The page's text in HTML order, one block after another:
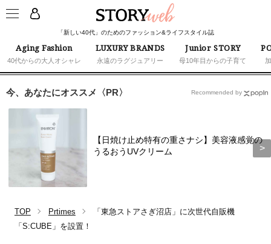
「新しい40代」のためのファッション&ライフスタイル誌
Aging Fashion
40代からの大人オシャレ
LUXURY BRANDS
永遠のラグジュアリー
Junior STORY
母10年目からの子育て
今、あなたにオススメ〈PR〉
【日焼け止め特有の重さナシ】美容液感覚の
うるおうUVクリーム
Recommended by
TOP Prtimes
「東急ストアさぎ沼店」に次世代自販機
「S:CUBE」を設置！